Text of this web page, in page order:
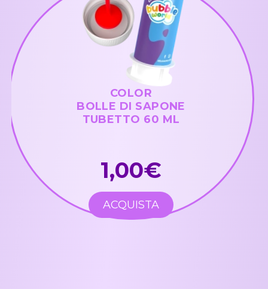
COLOR
BOLLE DI SAPONE
TUBETTO 60 ML
1,00€
ACQUISTA